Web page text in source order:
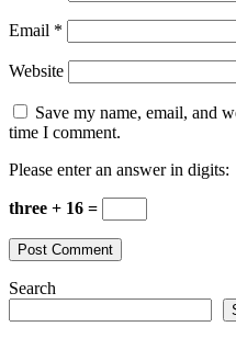
Email *
Website
Save my name, email, and
time I comment.
Please enter an answer in digits:
three + 16 =
Search